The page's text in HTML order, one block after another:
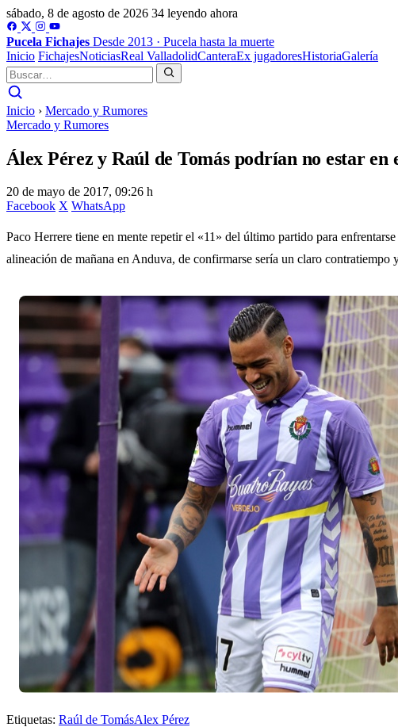
sábado, 8 de agosto de 2026 34 leyendo ahora
Pucela Fichajes Desde 2013 · Pucela hasta la muerte
Inicio FichajesNoticiasReal ValladolidCanteraEx jugadoresHistoriaGalería
Inicio › Mercado y Rumores
Mercado y Rumores
Álex Pérez y Raúl de Tomás podrían no estar
20 de mayo de 2017, 09:26 h
Facebook X WhatsApp
Paco Herrere tiene en mente repetir el «11» del último partido para
alineación de mañana en Anduva, de confirmarse sería un claro contratiempo
Etiquetas: Raúl de TomásAlex Pérez